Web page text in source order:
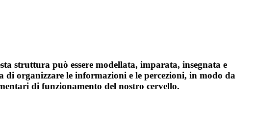
struttura può essere modellata, imparata, insegnata e
organizzare le informazioni e le percezioni, in modo da
di funzionamento del nostro cervello.